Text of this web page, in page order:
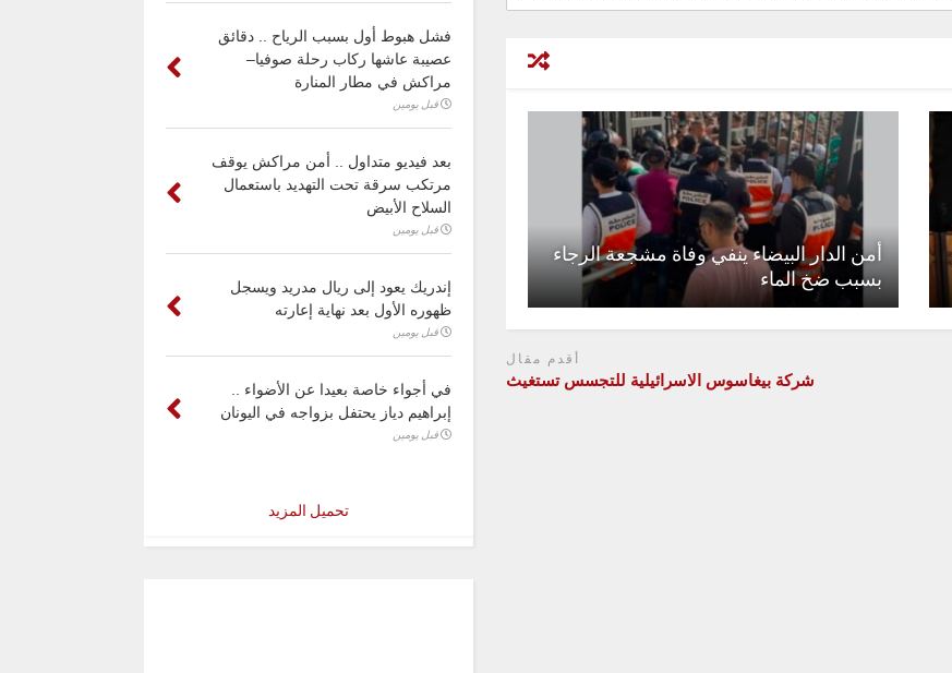
أمن الدار البيضاء ينفي وفاة مشجعة الرجاء
بسبب ضخ الماء
أقدم مقال
شركة بيغاسوس الاسرائيلية للتجسس تستغيث
فشل هبوط أول بسبب الرياح .. دقائق
عصيبة عاشها ركاب رحلة صوفيا–
مراكش في مطار المنارة
قبل يومين
بعد فيديو متداول .. أمن مراكش يوقف
مرتكب سرقة تحت التهديد باستعمال
السلاح الأبيض
قبل يومين
إندريك يعود إلى ريال مدريد ويسجل
ظهوره الأول بعد نهاية إعارته
قبل يومين
في أجواء خاصة بعيدا عن الأضواء ..
إبراهيم دياز يحتفل بزواجه في اليونان
قبل يومين
تحميل المزيد